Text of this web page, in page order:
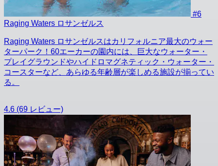
#6
Raging Waters ロサンゼルス
Raging Waters ロサンゼルスはカリフォルニア最大のウォー
ターパーク！60エーカーの園内には、巨大なウォーター・
プレイグラウンドやハイドロマグネティック・ウォーター・
コースターなど、あらゆる年齢層が楽しめる施設が揃ってい
る。
4.6 (69 レビュー)